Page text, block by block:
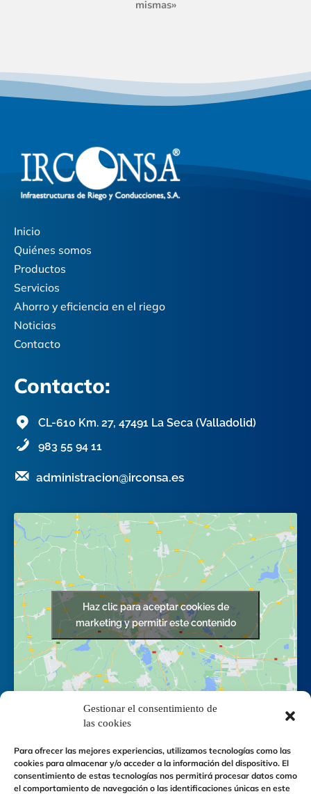
Gestionar el consentimiento de
las cookies
Para ofrecer las mejores experiencias, utilizamos tecnologías como las
cookies para almacenar y/o acceder a la información del dispositivo. El
consentimiento de estas tecnologías nos permitirá procesar datos como
el comportamiento de navegación o las identificaciones únicas en este
mismas»
Inicio
Quiénes somos
Productos
Servicios
Ahorro y eficiencia en el riego
Noticias
Contacto
Contacto:
CL-610 Km. 27, 47491 La Seca (Valladolid)
983 55 94 11
administracion@irconsa.es
Haz clic para aceptar cookies de
marketing y permitir este contenido